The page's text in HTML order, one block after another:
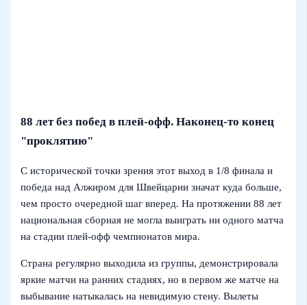
88 лет без побед в плей-офф. Наконец-то конец
"проклятию"
С исторической точки зрения этот выход в 1/8 финала и
победа над Алжиром для Швейцарии значат куда больше,
чем просто очередной шаг вперед. На протяжении 88 лет
национальная сборная не могла выиграть ни одного матча
на стадии плей-офф чемпионатов мира.
Страна регулярно выходила из группы, демонстрировала
яркие матчи на ранних стадиях, но в первом же матче на
выбывание натыкалась на невидимую стену. Вылеты